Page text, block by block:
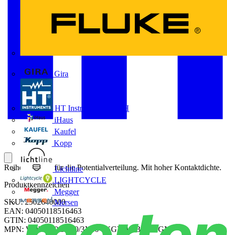
Gira
HT Instruments GmbH
iHaus
Kaufel
Kopp
Lichtline
LIGHTCYCLE
Megger
Mersen
Reihenklemme für die Potentialverteilung. Mit hoher Kontaktdichte.
Produktkennzeichen
SKU: 2502640000
EAN: 04050118516463
GTIN: 04050118516463
MPN: WPD 330 3X50/3X50 1XGY/1XBL/1XGN